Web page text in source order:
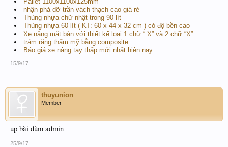
nhận phá dỡ trần vách thạch cao giá rẻ
Thùng nhựa chữ nhật trong 90 lít
Thùng nhựa 60 lít ( KT: 60 x 44 x 32 cm ) có độ bền cao
Xe nâng mặt bàn với thiết kế loại 1 chữ “ X” và 2 chữ “X”
trám răng thẩm mỹ bằng composite
Báo giá xe nâng tay thấp mới nhất hiện nay
15/9/17
thuyunion
Member
up bài dùm admin
25/9/17